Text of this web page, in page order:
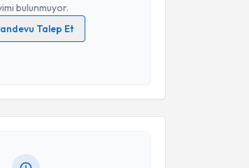
bulunmuyor.
Talep Et
ilişkinAydınlatma Metni
Talebini Gönder
Çiftçiiçin randevu takvimi
randevu almanız için bir